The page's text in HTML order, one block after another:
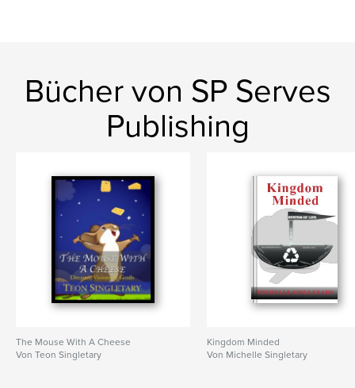
Bücher von SP Serves
Publishing
The Mouse With A Cheese
Von Teon Singletary
Kingdom Minded
Von Michelle Singletary